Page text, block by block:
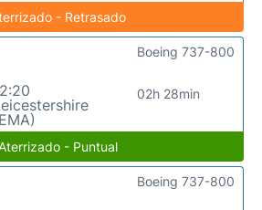
- Retrasado
02h 28min
Boeing 737-800
- Puntual
Boeing 737-800